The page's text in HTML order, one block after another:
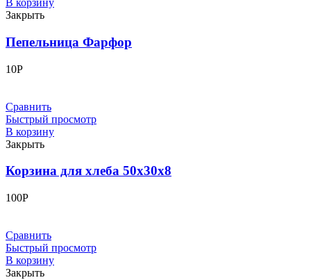
В корзину
Закрыть
Пепельница Фарфор
10Р
Сравнить
Быстрый просмотр
В корзину
Закрыть
Корзина для хлеба 50х30х8
100Р
Сравнить
Быстрый просмотр
В корзину
Закрыть